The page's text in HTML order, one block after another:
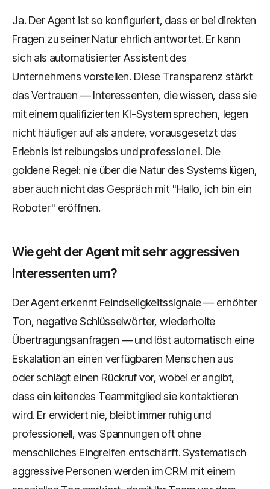
Ja. Der Agent ist so konfiguriert, dass er bei direkten
Fragen zu seiner Natur ehrlich antwortet. Er kann
sich als automatisierter Assistent des
Unternehmens vorstellen. Diese Transparenz stärkt
das Vertrauen — Interessenten, die wissen, dass sie
mit einem qualifizierten KI-System sprechen, legen
nicht häufiger auf als andere, vorausgesetzt das
Erlebnis ist reibungslos und professionell. Die
goldene Regel: nie über die Natur des Systems lügen,
aber auch nicht das Gespräch mit "Hallo, ich bin ein
Roboter" eröffnen.
Wie geht der Agent mit sehr aggressiven
Interessenten um?
Der Agent erkennt Feindseligkeitssignale — erhöhter
Ton, negative Schlüsselwörter, wiederholte
Übertragungsanfragen — und löst automatisch eine
Eskalation an einen verfügbaren Menschen aus
oder schlägt einen Rückruf vor, wobei er angibt,
dass ein leitendes Teammitglied sie kontaktieren
wird. Er erwidert nie, bleibt immer ruhig und
professionell, was Spannungen oft ohne
menschliches Eingreifen entschärft. Systematisch
aggressive Personen werden im CRM mit einem